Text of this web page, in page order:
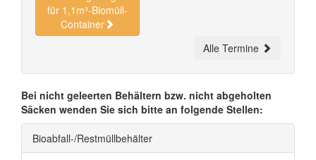
für 1,1m³-Biomüll-
Container
Alle Termine
Bei nicht geleerten Behältern bzw. nicht abgeholten
Säcken wenden Sie sich bitte an folgende Stellen:
Bioabfall-/Restmüllbehälter